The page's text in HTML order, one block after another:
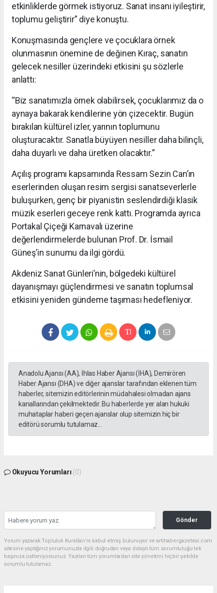
etkinliklerde görmek istiyoruz. Sanat insanı iyileştirir,
toplumu geliştirir” diye konuştu.
Konuşmasında gençlere ve çocuklara örnek
olunmasının önemine de değinen Kıraç, sanatın
gelecek nesiller üzerindeki etkisini şu sözlerle
anlattı:
“Biz sanatımızla örnek olabilirsek, çocuklarımız da o
aynaya bakarak kendilerine yön çizecektir. Bugün
bırakılan kültürel izler, yarının toplumunu
oluşturacaktır. Sanatla büyüyen nesiller daha bilinçli,
daha duyarlı ve daha üretken olacaktır.”
Açılış programı kapsamında Ressam Sezin Can’ın
eserlerinden oluşan resim sergisi sanatseverlerle
buluşurken, genç bir piyanistin seslendirdiği klasik
müzik eserleri geceye renk kattı. Programda ayrıca
Portakal Çiçeği Karnavalı üzerine
değerlendirmelerde bulunan Prof. Dr. İsmail
Güneş’in sunumu da ilgi gördü.
Akdeniz Sanat Günleri’nin, bölgedeki kültürel
dayanışmayı güçlendirmesi ve sanatın toplumsal
etkisini yeniden gündeme taşıması hedefleniyor.
Anadolu Ajansı (AA), İhlas Haber Ajansı (İHA), Demirören
Haber Ajansı (DHA) ve diğer ajanslar tarafından eklenen tüm
haberler, sitemizin editörlerinin müdahalesi olmadan ajans
kanallarından çekilmektedir. Bu haberlerde yer alan hukuki
muhataplar haberi geçen ajanslar olup sitemizin hiç bir
editörü sorumlu tutulamaz...
Okuyucu Yorumları (0)
Gönder
Yorum yazarak Topluluk Kuralları’nı kabul etmiş bulunuyor ve artihabergazetesi.com
sitesine yaptığınız yorumunuzla ilgili doğrudan veya dolaylı tüm sorumluluğu tek
başınıza üstleniyorsunuz. Yazılan tüm yorumlardan site yönetimi hiçbir şekilde
sorumlu tutulamaz.